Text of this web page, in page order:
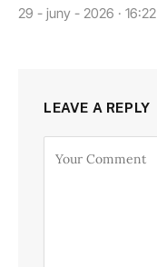
29 - juny - 2026 · 16:22
LEAVE A REPLY